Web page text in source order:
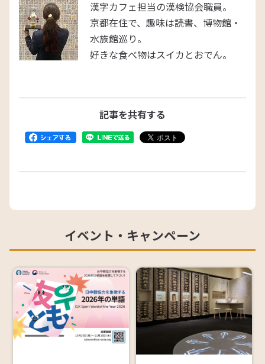
漢字カフェ担当の漢検協会職員。
京都在住で、趣味は読書、博物館・
水族館巡り。
好きな食べ物はスイカとおでん。
記事を共有する
イベント・キャンペーン